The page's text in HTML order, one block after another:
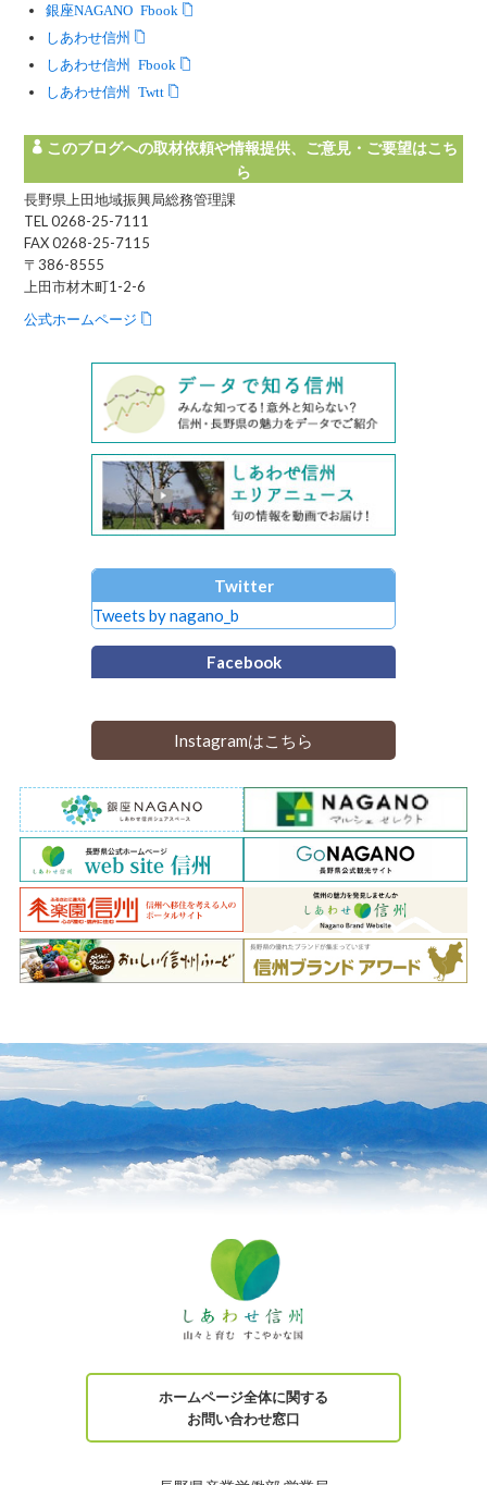
銀座NAGANO Facebook
しあわせ信州
しあわせ信州 Facebook
しあわせ信州 Twitter
このブログへの取材依頼や情報提供、ご意見・ご要望はこち
ら
長野県上田地域振興局総務管理課
TEL 0268-25-7111
FAX 0268-25-7115
〒386-8555
上田市材木町1-2-6
公式ホームページ
Twitter
Tweets by nagano_b
Facebook
Instagramはこちら
ホームページ全体に関する
お問い合わせ窓口